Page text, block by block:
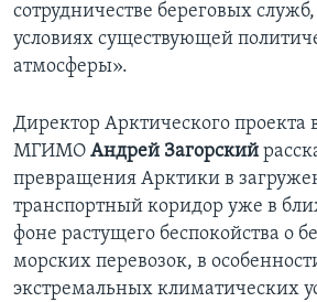
сотрудничестве береговых
условиях существующей
атмосферы».
Директор Арктического проекта
МГИМО Андрей Загорский
превращения Арктики в
транспортный коридор уже в
фоне растущего беспокойства о
морских перевозок, в
экстремальных климатических